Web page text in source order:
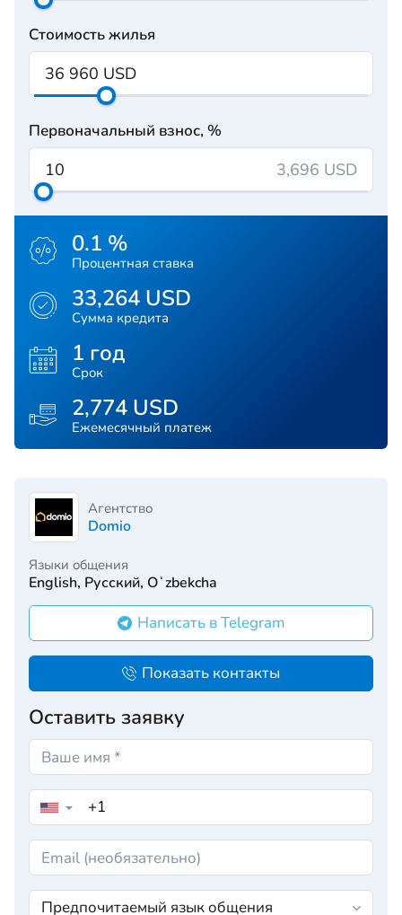
Стоимость жилья
Первоначальный взнос, %
3,696 USD
0.1 %
Процентная ставка
33,264 USD
Сумма кредита
1 год
Срок
2,774 USD
Ежемесячный платеж
Агентство
Domio
Языки общения
English, Русский, Oʻzbekcha
Написать в Telegram
Показать контакты
Оставить заявку
▼